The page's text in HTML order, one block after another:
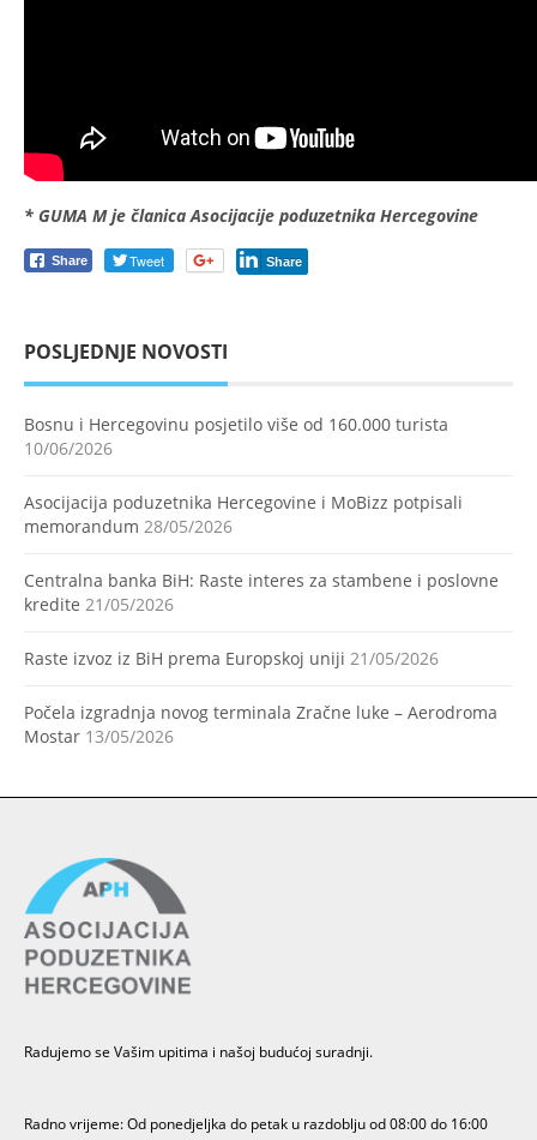
* GUMA M je članica Asocijacije poduzetnika Hercegovine
Share Tweet Share
POSLJEDNJE NOVOSTI
Bosnu i Hercegovinu posjetilo više od 160.000 turista
10/06/2026
Asocijacija poduzetnika Hercegovine i MoBizz potpisali
memorandum 28/05/2026
Centralna banka BiH: Raste interes za stambene i poslovne
kredite 21/05/2026
Raste izvoz iz BiH prema Europskoj uniji 21/05/2026
Počela izgradnja novog terminala Zračne luke – Aerodroma
Mostar 13/05/2026
Radujemo se Vašim upitima i našoj budućoj suradnji.
Radno vrijeme: Od ponedjeljka do petak u razdoblju od 08:00 do 16:00